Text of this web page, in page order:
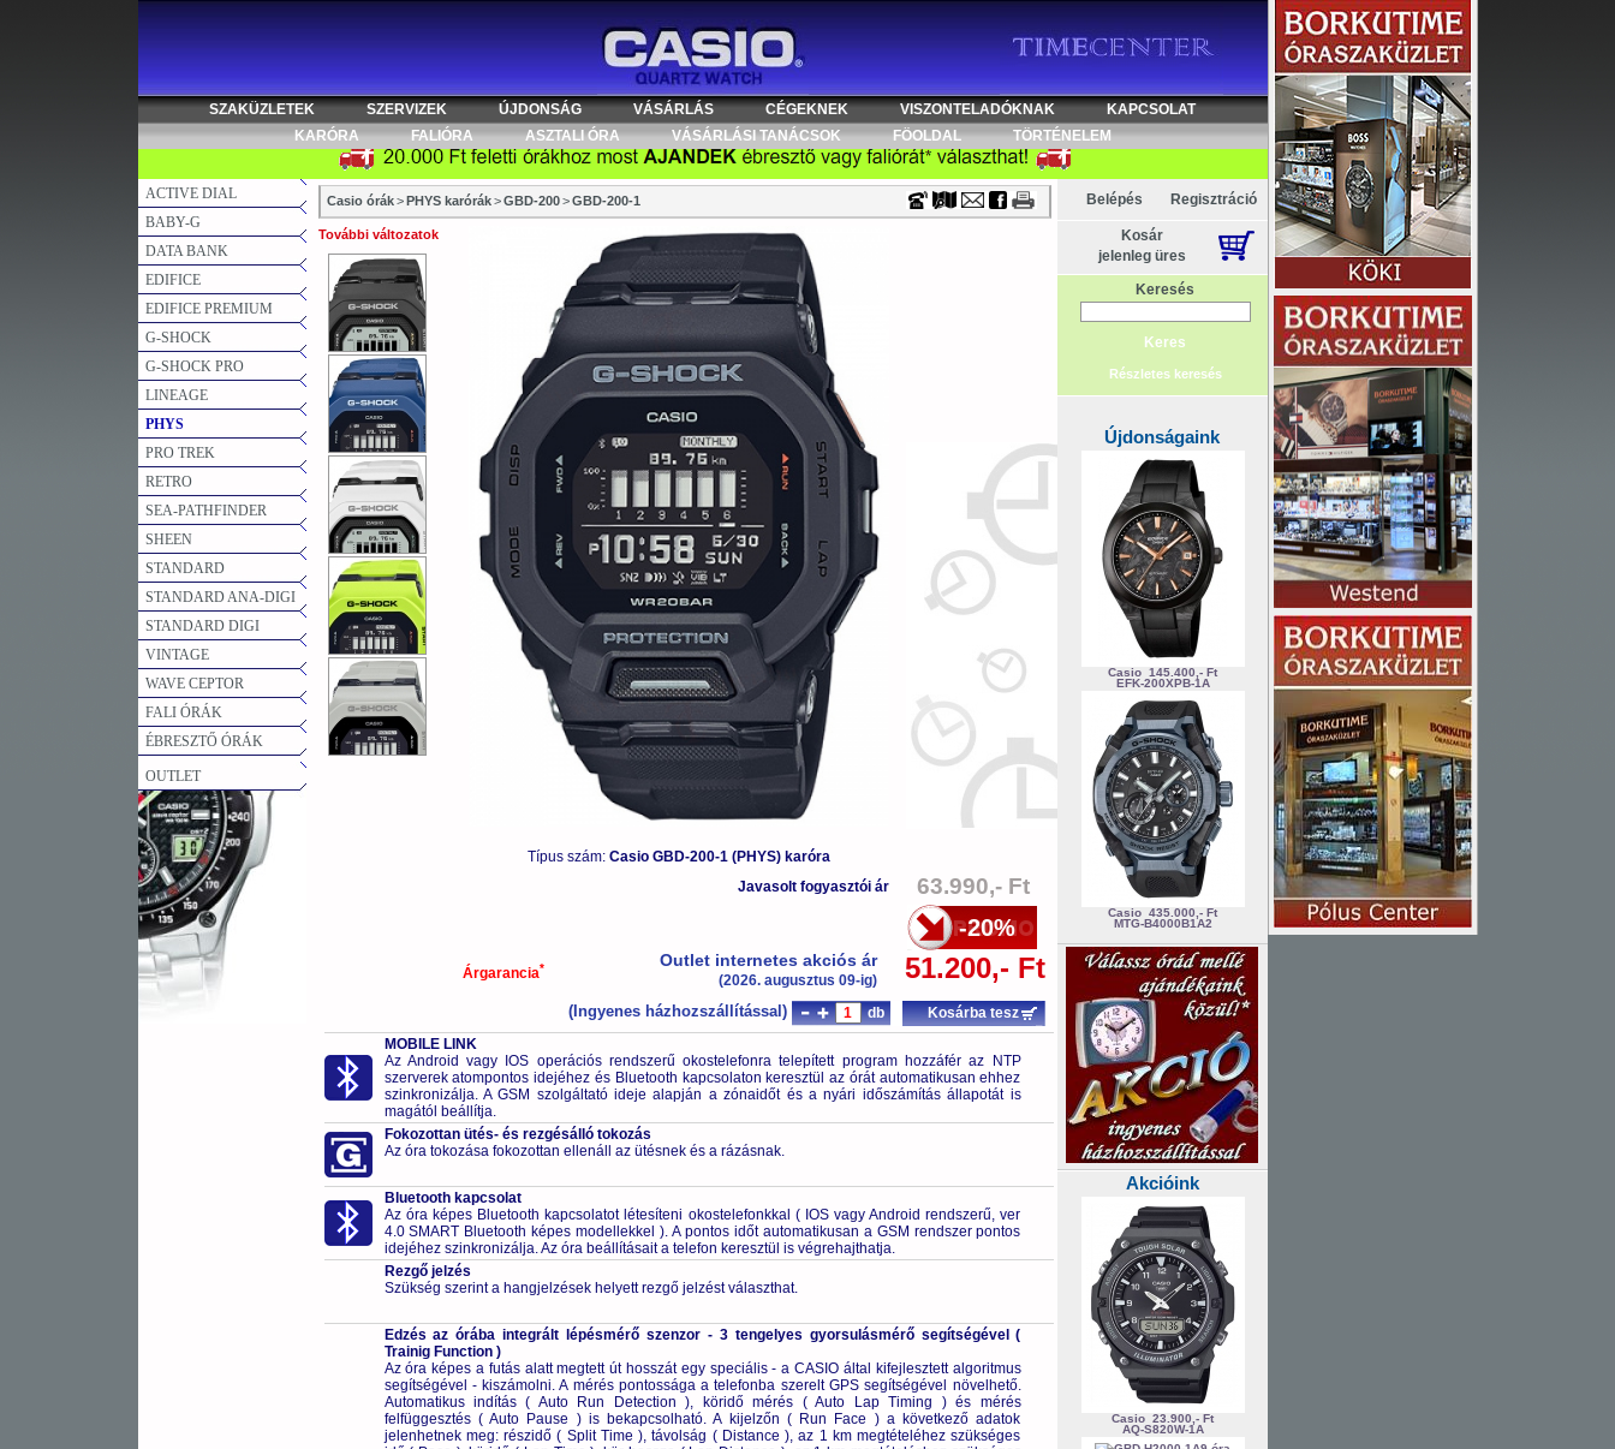
Timecenter
SZAKÜZLETEK SZERVIZEK ÚJDONSÁG VÁSÁRLÁS CÉGEKNEK VISZONTELADÓKNAK
KAPCSOLAT
KARÓRA
FALIÓRA ASZTALI ÓRA VÁSÁRLÁSI TANÁCSOK FÖOLDAL TÖRTÉNELEM
ACTIVE DIAL
BABY-G
DATA BANK
EDIFICE
EDIFICE PREMIUM
G-SHOCK
G-SHOCK PRO
LINEAGE
PHYS
PRO TREK
RETRO
SEA-PATHFINDER
SHEEN
STANDARD
STANDARD ANA-DIGI
STANDARD DIGI
VINTAGE
WAVE CEPTOR
FALI ÓRÁK
ÉBRESZTŐ ÓRÁK
OUTLET
Casio órák > PHYS karórák > GBD-200 > GBD-200-1
További változatok
Típus szám: Casio GBD-200-1 (PHYS) karóra
Javasolt fogyasztói ár
63.990,- Ft
Árgarancia*
-20%
Outlet internetes akciós ár
(2026. augusztus 09-ig) 51.200,- Ft
(Ingyenes házhozszállítással) db
Kosárba tesz
MOBILE LINK
Az Android vagy IOS operációs rendszerű okostelefonra telepített program hozzáfér az NTP
szerverek atompontos idejéhez és Bluetooth kapcsolaton keresztül az órát automatikusan ehhez
szinkronizálja. A GSM szolgáltató ideje alapján a zónaidőt és a nyári időszámítás állapotát is
magától beállítja.
Fokozottan ütés- és rezgésálló tokozás
Az óra tokozása fokozottan ellenáll az ütésnek és a rázásnak.
Bluetooth kapcsolat
Az óra képes Bluetooth kapcsolatot létesíteni okostelefonkkal ( IOS vagy Android rendszerű, ver
4.0 SMART Bluetooth képes modellekkel ). A pontos időt automatikusan a GSM rendszer pontos
idejéhez szinkronizálja. Az óra beállításait a telefon keresztül is végrehajthatja.
Rezgő jelzés
Szükség szerint a hangjelzések helyett rezgő jelzést választhat.
Edzés az órába integrált lépésmérő szenzor - 3 tengelyes gyorsulásmérő segítségével (
Trainig Function )
Az óra képes a futás alatt megtett út hosszát egy speciális - a CASIO által kifejlesztett algoritmus
segítségével - kiszámolni. A mérés pontossága a telefonba szerelt GPS segítségével növelhető.
Automatikus indítás ( Auto Run Detection ), köridő mérés ( Auto Lap Timing ) és mérés
felfüggesztés ( Auto Pause ) is bekapcsolható. A kijelzőn ( Run Face ) a következő adatok
jelenhetnek meg: részidő ( Split Time ), távolság ( Distance ), az 1 km megtételéhez szükséges
Belépés Regisztráció
Kosár
jelenleg üres
Keresés
Részletes keresés
Újdonságaink
Casio 145.400,- Ft
EFK-200XPB-1A
Casio 435.000,- Ft
MTG-B4000B1A2
Akcióink
Casio 23.900,- Ft
AQ-S820W-1A